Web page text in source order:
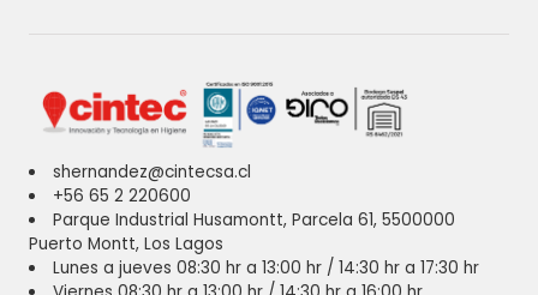
shernandez@cintecsa.cl
+56 65 2 220600
Parque Industrial Husamontt, Parcela 61, 5500000
Puerto Montt, Los Lagos
Lunes a jueves 08:30 hr a 13:00 hr / 14:30 hr a 17:30 hr